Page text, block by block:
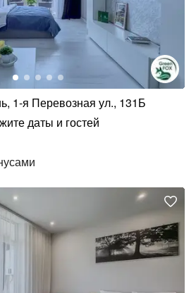
1-я Перевозная ул., 131Б
даты и гостей